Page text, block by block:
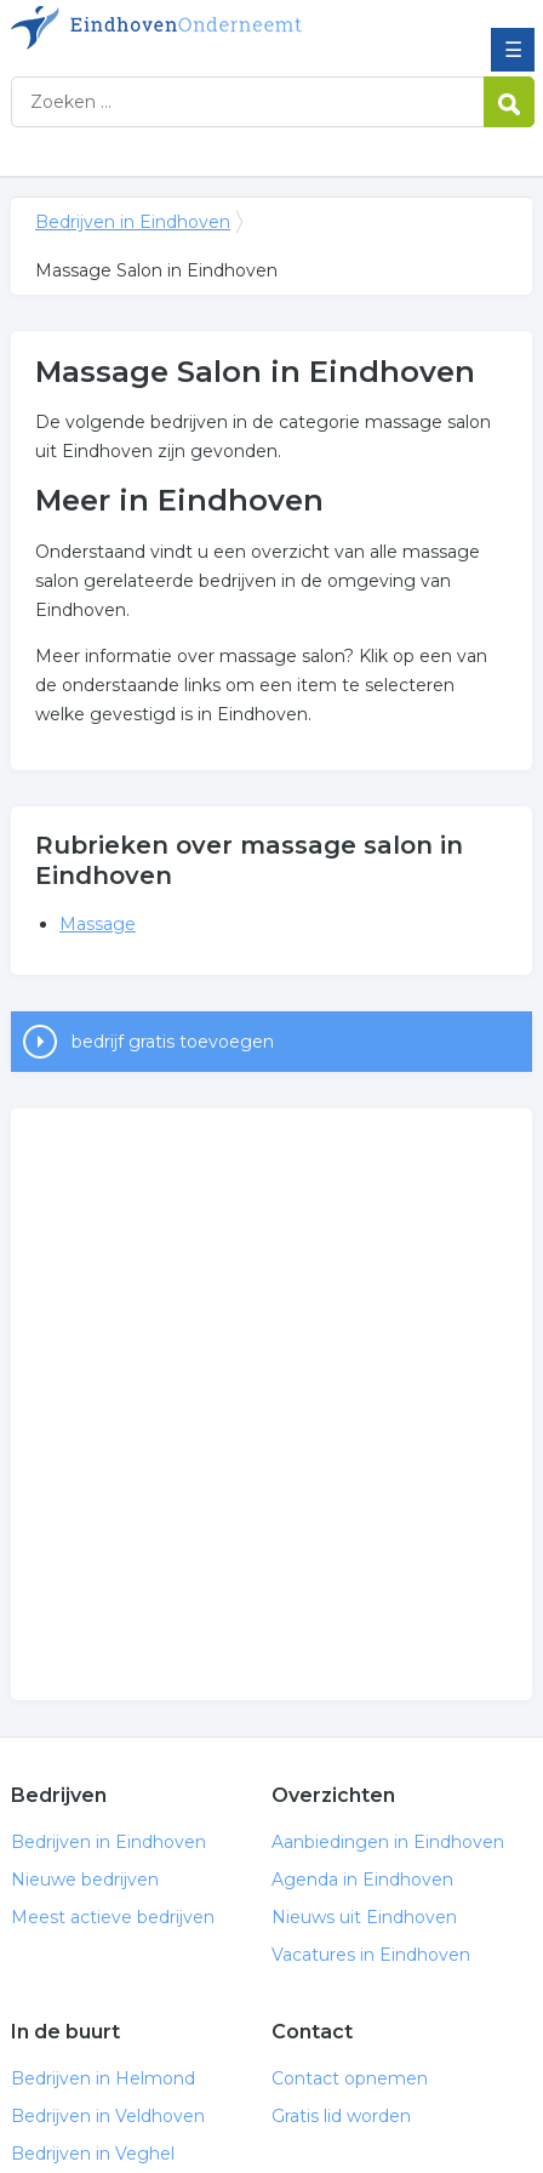
☰
Bedrijven in Eindhoven
Massage Salon in Eindhoven
Massage Salon in Eindhoven
De volgende bedrijven in de categorie massage salon
uit Eindhoven zijn gevonden.
Meer in Eindhoven
Onderstaand vindt u een overzicht van alle massage
salon gerelateerde bedrijven in de omgeving van
Eindhoven.
Meer informatie over massage salon? Klik op een van
de onderstaande links om een item te selecteren
welke gevestigd is in Eindhoven.
Rubrieken over massage salon in
Eindhoven
Massage
bedrijf gratis toevoegen
Bedrijven
Bedrijven in Eindhoven
Nieuwe bedrijven
Meest actieve bedrijven
Overzichten
Aanbiedingen in Eindhoven
Agenda in Eindhoven
Nieuws uit Eindhoven
Vacatures in Eindhoven
In de buurt
Bedrijven in Helmond
Bedrijven in Veldhoven
Bedrijven in Veghel
Contact
Contact opnemen
Gratis lid worden